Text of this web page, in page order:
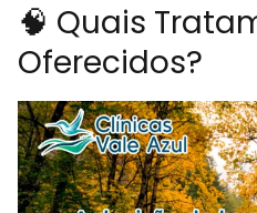
🧠 Quais
Oferecidos?